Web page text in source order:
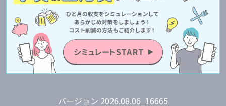
バージョン 2026.08.06_16665